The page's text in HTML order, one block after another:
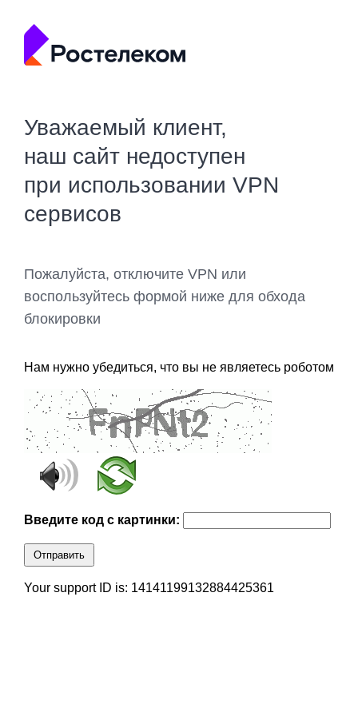
Уважаемый клиент,
наш сайт недоступен
при использовании VPN
сервисов
Пожалуйста, отключите VPN или
воспользуйтесь формой ниже для обхода
блокировки
Нам нужно убедиться, что вы не являетесь роботом
Введите код с картинки:
Отправить
Your support ID is: 14141199132884425361